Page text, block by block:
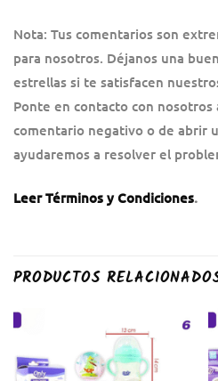
Nota: Tus comentarios son
para nosotros. Déjanos una
estrellas si te satisfacen
Ponte en contacto con nosotros
comentario negativo o de abrir
ayudaremos a resolver el
Leer Términos y Condiciones.
PRODUCTOS